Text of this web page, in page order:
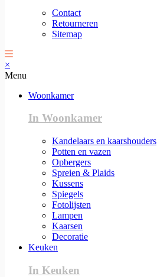
Contact
Retourneren
Sitemap
×
Menu
Woonkamer
In Woonkamer
Kandelaars en kaarshouders
Potten en vazen
Opbergers
Spreien & Plaids
Kussens
Spiegels
Fotolijsten
Lampen
Kaarsen
Decoratie
Keuken
In Keuken